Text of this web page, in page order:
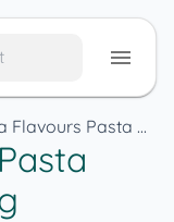
Asia Flavours Pasta Gochujang